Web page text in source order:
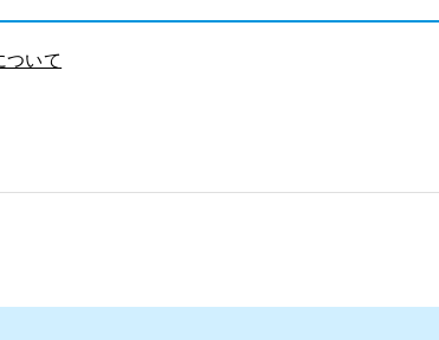
ついて